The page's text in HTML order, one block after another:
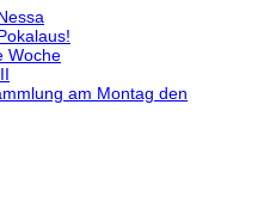
Woche
am Montag den